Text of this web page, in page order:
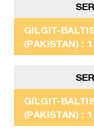
GILGIT-
(PAKISTAN) :
GILGIT-
(PAKISTAN) :